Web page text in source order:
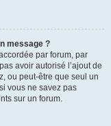
message ?
par forum, par
avoir autorisé l’ajout de
ou peut-être que seul un
vous ne savez pas
sur un forum.